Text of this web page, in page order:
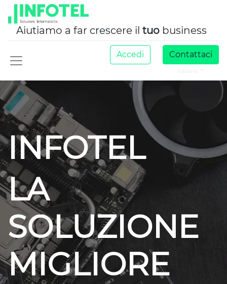
Aiutiamo a far crescere il tuo business
Accedi Contattaci
INFOTEL
LA
SOLUZIONE
MIGLIORE